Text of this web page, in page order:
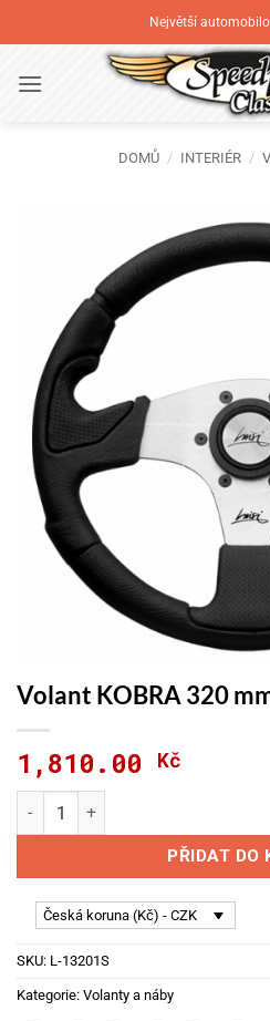
na
Největší
DOMŮ / INTERIÉR /
Volant KOBRA 320
1,810.00 Kč
Volant KOBRA 320 mm - Luisi
PŘIDAT DO
Česká koruna (Kč) - CZK
SKU: L-13201S
Kategorie: Volanty a náby